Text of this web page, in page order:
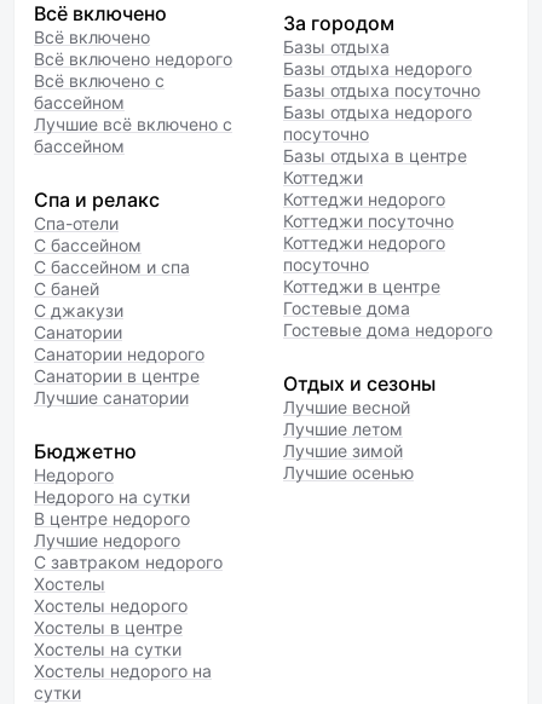
Всё включено
Всё включено
Всё включено недорого
Всё включено с
бассейном
Лучшие всё включено с
бассейном
Спа и релакс
Спа-отели
С бассейном
С бассейном и спа
С баней
С джакузи
Санатории
Санатории недорого
Санатории в центре
Лучшие санатории
Бюджетно
Недорого
Недорого на сутки
В центре недорого
Лучшие недорого
С завтраком недорого
Хостелы
Хостелы недорого
Хостелы в центре
Хостелы на сутки
Хостелы недорого на
сутки
За городом
Базы отдыха
Базы отдыха недорого
Базы отдыха посуточно
Базы отдыха недорого
посуточно
Базы отдыха в центре
Коттеджи
Коттеджи недорого
Коттеджи посуточно
Коттеджи недорого
посуточно
Коттеджи в центре
Гостевые дома
Гостевые дома недорого
Отдых и сезоны
Лучшие весной
Лучшие летом
Лучшие зимой
Лучшие осенью